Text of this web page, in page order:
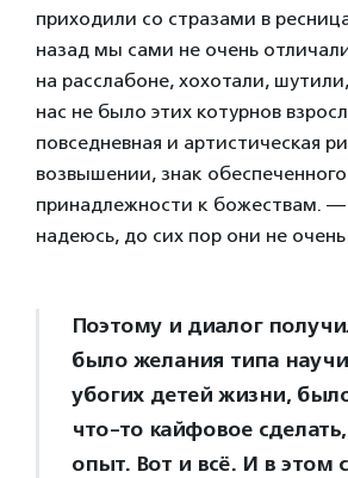
приходили со стразами в
назад мы сами не очень
на расслабоне, хохотали,
нас не было этих котурнов
повседневная и артистическая
возвышении, знак
принадлежности к божествам. —
надеюсь, до сих пор они не
Поэтому и диалог
было желания типа
убогих детей жизни,
что-то кайфовое
опыт. Вот и всё. И в этом